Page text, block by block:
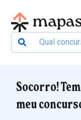
Socorro!
meu